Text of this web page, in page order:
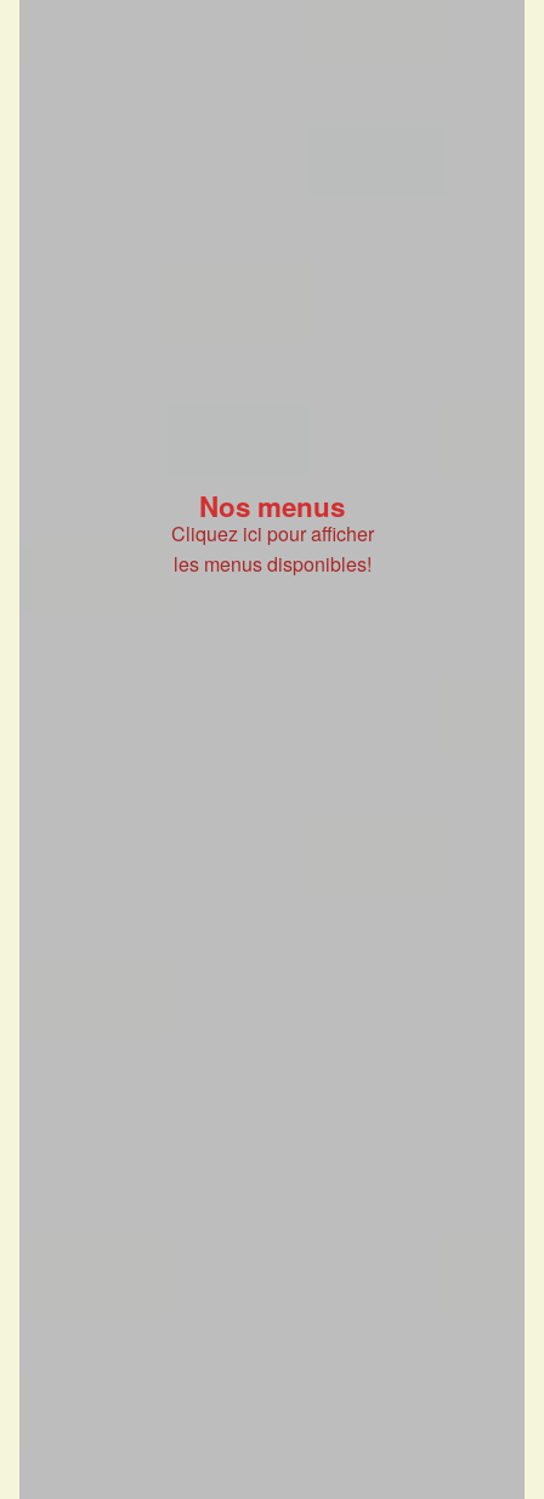
Nos menus
Cliquez ici pour afficher
les menus disponibles!